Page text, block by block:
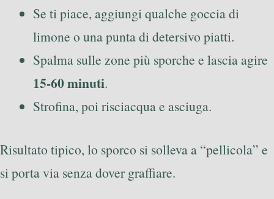
Se ti piace, aggiungi qualche goccia di
limone o una punta di detersivo piatti.
Spalma sulle zone più sporche e lascia agire
15-60 minuti.
Strofina, poi risciacqua e asciuga.
Risultato tipico, lo sporco si solleva a “pellicola” e
si porta via senza dover graffiare.